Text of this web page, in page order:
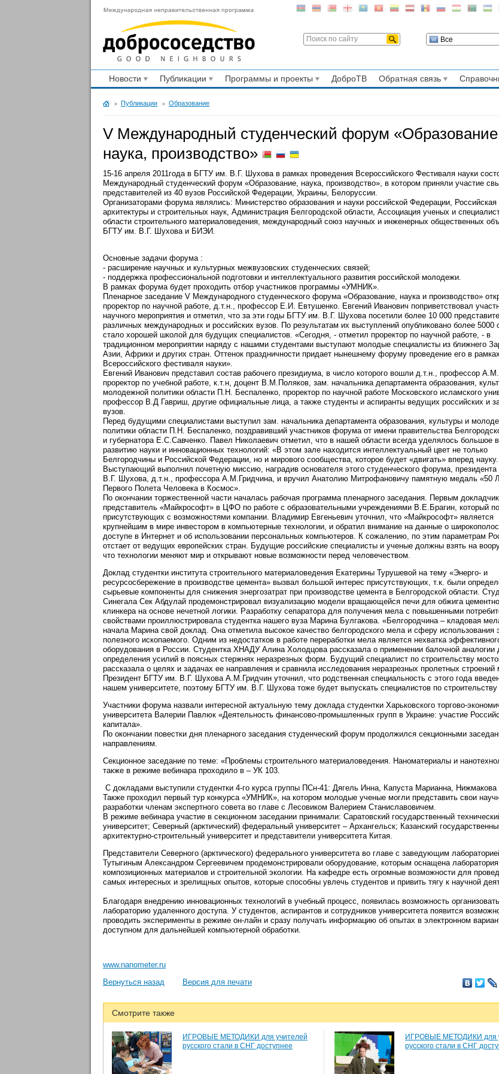
Все
Новости Публикации Программы и проекты ДоброТВ Обратная связь
Публикации Образование
V Международный студенческий форум
наука, производство»
15-16 апреля 2011года в БГТУ им. В.Г. Шухова в рамках проведения Всероссийского Фестиваля науки
Международный студенческий форум «Образование, наука, производство», в котором приняли участие
представителей из 40 вузов Российской Федерации, Украины, Белоруссии.
Организаторами форума являлись: Министерство образования и науки российской Федерации,
архитектуры и строительных наук, Администрация Белгородской области, Ассоциация ученых и
области строительного материаловедения, международный союз научных и инженерных общественных
БГТУ им. В.Г. Шухова и БИЭИ.
Основные задачи форума :
- расширение научных и культурных межвузовских студенческих связей;
- поддержка профессиональной подготовки и интеллектуального развития российской молодежи.
В рамках форума будет проходить отбор участников программы «УМНИК».
Пленарное заседание V Международного студенческого форума «Образование, наука и производство»
проректор по научной работе, д.т.н., профессор Е.И. Евтушенко. Евгений Иванович поприветствовал
научного мероприятия и отметил, что за эти годы БГТУ им. В.Г. Шухова посетили более 10 000
различных международных и российских вузов. По результатам их выступлений опубликовано более 5000
стало хорошей школой для будущих специалистов. «Сегодня, - отметил проректор по научной работе, - в
традиционном мероприятии наряду с нашими студентами выступают молодые специалисты из ближнего
Азии, Африки и других стран. Оттенок праздничности придает нынешнему форуму проведение его в рамках
Всероссийского фестиваля науки».
Евгений Иванович представил состав рабочего президиума, в число которого вошли д.т.н., профессор
проректор по учебной работе, к.т.н, доцент В.М.Поляков, зам. начальника департамента образования,
молодежной политики области П.Н. Беспаленко, проректор по научной работе Московского исламского
профессор В.Д Гавриш, другие официальные лица, а также студенты и аспиранты ведущих российских и
вузов.
Перед будущими специалистами выступил зам. начальника департамента образования, культуры и
политики области П.Н. Беспаленко, поздравивший участников форума от имени правительства
и губернатора Е.С.Савченко. Павел Николаевич отметил, что в нашей области всегда уделялось большое
развитию науки и инновационных технологий: «В этом зале находится интеллектуальный цвет не только
Белгородчины и Российской Федерации, но и мирового сообщества, которое будет «двигать» вперед науку.
Выступающий выполнил почетную миссию, наградив основателя этого студенческого форума, президента
В.Г. Шухова, д.т.н., профессора А.М.Гридчина, и вручил Анатолию Митрофановичу памятную медаль «50
Первого Полета Человека в Космос».
По окончании торжественной части началась рабочая программа пленарного заседания. Первым
представитель «Майкрософт» в ЦФО по работе с образовательными учреждениями В.Е.Брагин, который
присутствующих с возможностями компании. Владимир Евгеньевич уточнил, что «Майкрософт» является
крупнейшим в мире инвестором в компьютерные технологии, и обратил внимание на данные о
доступе в Интернет и об использовании персональных компьютеров. К сожалению, по этим параметрам
отстает от ведущих европейских стран. Будущие российские специалисты и ученые должны взять на
что технологии меняют мир и открывают новые возможности перед человечеством.
Доклад студентки института строительного материаловедения Екатерины Турушевой на тему «Энерго- и
ресурсосбережение в производстве цемента» вызвал большой интерес присутствующих, т.к. были
сырьевые компоненты для снижения энергозатрат при производстве цемента в Белгородской области.
Синегала Сек Абдулай продемонстрировал визуализацию модели вращающейся печи для обжига
клинкера на основе нечетной логики. Разработку сепаратора для получения мела с повышенными
свойствами проиллюстрировала студентка нашего вуза Марина Булгакова. «Белгородчина – кладовая
начала Марина свой доклад. Она отметила высокое качество белгородского мела и сферу использования
полезного ископаемого. Одним из недостатков в работе переработки мела является нехватка
оборудования в России. Студентка ХНАДУ Алина Холодцова рассказала о применении балочной аналогии
определения усилий в поясных стержнях неразрезных форм. Будущий специалист по строительству
рассказала о целях и задачах ее направления и сравнила исследования неразрезных пролетных строений
Президент БГТУ им. В.Г. Шухова А.М.Гридчин уточнил, что родственная специальность с этого года
нашем университете, поэтому БГТУ им. В.Г. Шухова тоже будет выпускать специалистов по строительству
Участники форума назвали интересной актуальную тему доклада студентки Харьковского торгово-
университета Валерии Павлюк «Деятельность финансово-промышленных групп в Украине: участие
капитала».
По окончании повестки дня пленарного заседания студенческий форум продолжился секционными
направлениям.
Секционное заседание по теме: «Проблемы строительного материаловедения. Наноматериалы и
также в режиме вебинара проходило в – УК 103.
С докладами выступили студентки 4-го курса группы ПСн-41: Дягель Инна, Капуста Марианна, Нижмакова
Также проходил первый тур конкурса «УМНИК», на котором молодые ученые могли представить свои
разработки членам экспертного совета во главе с Лесовиком Валерием Станиславовичем.
В режиме вебинара участие в секционном заседании принимали: Саратовский государственный
университет; Северный (арктический) федеральный университет – Архангельск; Казанский
архитектурно-строительный университет и представители университета Китая.
Представители Северного (арктического) федерального университета во главе с заведующим
Тутыгиным Александром Сергеевичем продемонстрировали оборудование, которым оснащена
композиционных материалов и строительной экологии. На кафедре есть огромные возможности для
самых интересных и зрелищных опытов, которые способны увлечь студентов и привить тягу к научной
Благодаря внедрению инновационных технологий в учебный процесс, появилась возможность организовать
лабораторию удаленного доступа. У студентов, аспирантов и сотрудников университета появится
проводить эксперименты в режиме он-лайн и сразу получать информацию об опытах в электронном
доступном для дальнейшей компьютерной обработки.
www.nanometer.ru
Вернуться назад
Версия для печати
Смотрите также
ИГРОВЫЕ МЕТОДИКИ для учителей
русского стали в СНГ доступнее
ИГРОВЫЕ МЕТОДИКИ для
русского стали в СНГ